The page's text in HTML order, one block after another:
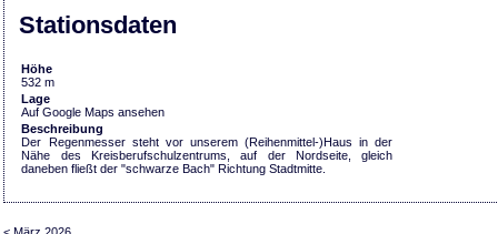
Stationsdaten
Höhe
532 m
Lage
Auf Google Maps ansehen
Beschreibung
Der Regenmesser steht vor unserem (Reihenmittel-)Haus in der
Nähe des Kreisberufschulzentrums, auf der Nordseite, gleich
daneben fließt der "schwarze Bach" Richtung Stadtmitte.